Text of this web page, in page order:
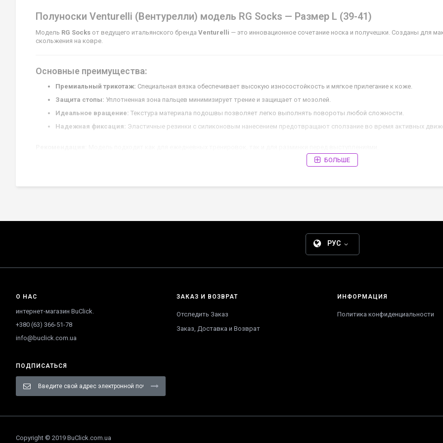
Полуноски Venturelli (Вентурелли) модель RG Socks — Размер L (39-41)
Модель RG Socks от ведущего итальянского бренда Venturelli — это инновационное сочетание носка и получешки. Созданы для
скольжения на ковре.
Основные преимущества:
Премиальный трикотаж: Специальная вязка обеспечивает высокую износостойкость и мягкое прилегание к коже.
Защита стопы: Уплотненная зона пальцев минимизирует трение и защищает от мозолей.
Идеальное вращение: Текстура материала подошвы позволяет легко выполнять повороты любой сложности.
Надежная фиксация: Эластичные резинки с силиконовым нанесением предотвращают сползание во время активных
БОЛЬШЕ
РУС
О НАС
интернет-магазин BuClick.
+380 (63) 366-51-78
info@buclick.com.ua
ПОДПИСАТЬСЯ
Up
for
ЗАКАЗ И ВОЗВРАТ
Отследить Заказ
Заказ, Доставка и Возврат
ИНФОРМАЦИЯ
Политика конфиденциальности
Copyright © 2019 BuClick.com.ua